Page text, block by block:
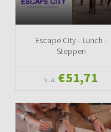
Escape City - Lunch -
Steppen
v.a. €51,71